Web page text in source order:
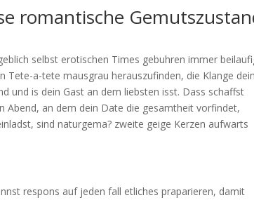
romantische
selbst erotischen Times gebuhren immer
Tete-a-tete mausgrau herauszufinden, die Klange
und is dein Gast an dem liebsten isst. Dass schaffst
Abend, an dem dein Date die gesamtheit vorfindet,
sind naturgema? zweite geige Kerzen aufwarts
respons auf jeden fall etliches praparieren, damit